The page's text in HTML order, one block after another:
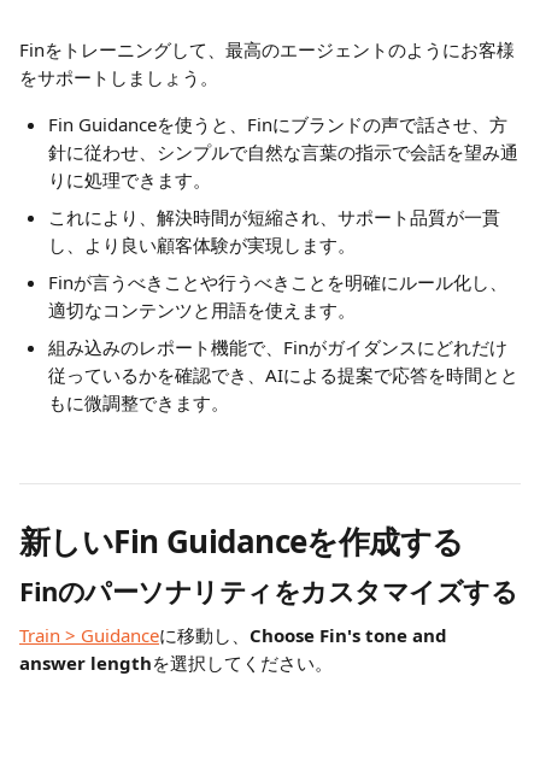
Finをトレーニングして、最高のエージェントのようにお客様
をサポートしましょう。
Fin Guidanceを使うと、Finにブランドの声で話させ、方
針に従わせ、シンプルで自然な言葉の指示で会話を望み通
りに処理できます。
これにより、解決時間が短縮され、サポート品質が一貫
し、より良い顧客体験が実現します。
Finが言うべきことや行うべきことを明確にルール化し、
適切なコンテンツと用語を使えます。
組み込みのレポート機能で、Finがガイダンスにどれだけ
従っているかを確認でき、AIによる提案で応答を時間とと
もに微調整できます。
新しいFin Guidanceを作成する
Finのパーソナリティをカスタマイズする
Train > Guidanceに移動し、 Choose Fin's tone and
answer lengthを選択してください。